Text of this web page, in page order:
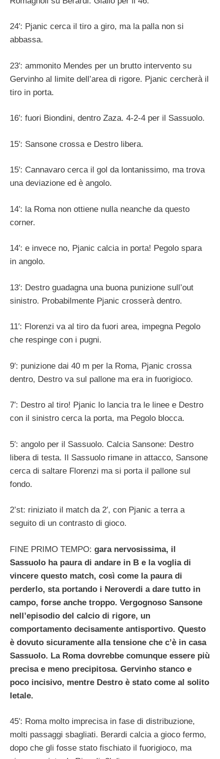
24′: Pjanic cerca il tiro a giro, ma la palla non si
abbassa.
23′: ammonito Mendes per un brutto intervento su
Gervinho al limite dell’area di rigore. Pjanic cercherà il
tiro in porta.
16′: fuori Biondini, dentro Zaza. 4-2-4 per il Sassuolo.
15′: Sansone crossa e Destro libera.
15′: Cannavaro cerca il gol da lontanissimo, ma trova
una deviazione ed è angolo.
14′: la Roma non ottiene nulla neanche da questo
corner.
14′: e invece no, Pjanic calcia in porta! Pegolo spara
in angolo.
13′: Destro guadagna una buona punizione sull’out
sinistro. Probabilmente Pjanic crosserà dentro.
11′: Florenzi va al tiro da fuori area, impegna Pegolo
che respinge con i pugni.
9′: punizione dai 40 m per la Roma, Pjanic crossa
dentro, Destro va sul pallone ma era in fuorigioco.
7′: Destro al tiro! Pjanic lo lancia tra le linee e Destro
con il sinistro cerca la porta, ma Pegolo blocca.
5′: angolo per il Sassuolo. Calcia Sansone: Destro
libera di testa. Il Sassuolo rimane in attacco, Sansone
cerca di saltare Florenzi ma si porta il pallone sul
fondo.
2’st: riniziato il match da 2′, con Pjanic a terra a
seguito di un contrasto di gioco.
FINE PRIMO TEMPO: gara nervosissima, il
Sassuolo ha paura di andare in B e la voglia di
vincere questo match, così come la paura di
perderlo, sta portando i Neroverdi a dare tutto in
campo, forse anche troppo. Vergognoso Sansone
nell’episodio del calcio di rigore, un
comportamento decisamente antisportivo. Questo
è dovuto sicuramente alla tensione che c’è in casa
Sassuolo. La Roma dovrebbe comunque essere più
precisa e meno precipitosa. Gervinho stanco e
poco incisivo, mentre Destro è stato come al solito
letale.
45′: Roma molto imprecisa in fase di distribuzione,
molti passaggi sbagliati. Berardi calcia a gioco fermo,
dopo che gli fosse stato fischiato il fuorigioco, ma